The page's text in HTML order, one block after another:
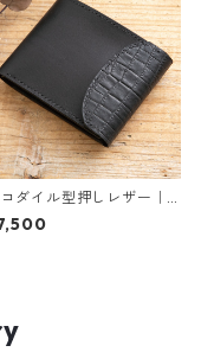
ダイル型押しレザー｜
プ留めのクールな２つ
布